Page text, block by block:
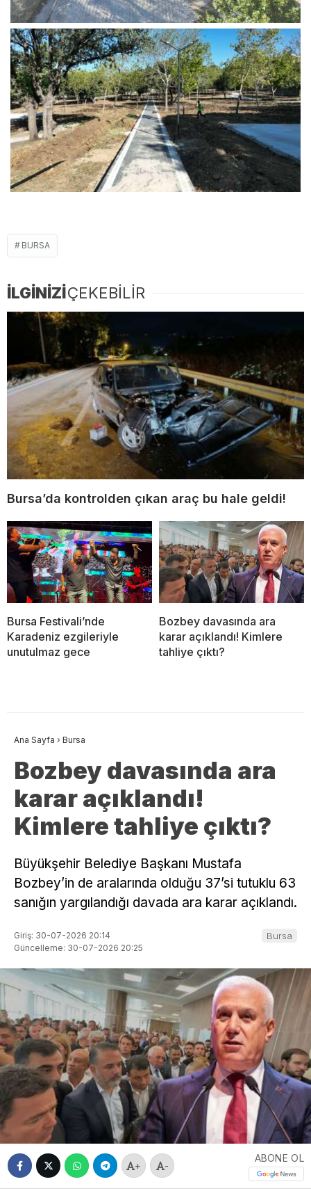
BURSA
İLGİNİZİÇEKEBİLİR
Bursa’da kontrolden çıkan araç bu hale geldi!
Bursa Festivali’nde
Karadeniz ezgileriyle
unutulmaz gece
Bozbey davasında ara
karar açıklandı! Kimlere
tahliye çıktı?
Ana Sayfa › Bursa
Bozbey davasında ara
karar açıklandı!
Kimlere tahliye çıktı?
Büyükşehir Belediye Başkanı Mustafa
Bozbey’in de aralarında olduğu 37’si tutuklu 63
sanığın yargılandığı davada ara karar açıklandı.
Giriş: 30-07-2026 20:14
Güncelleme: 30-07-2026 20:25
Bursa
+ -
ABONE OL